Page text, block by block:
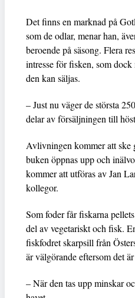
Det finns en marknad på
som de odlar, menar han,
beroende på säsong. Flera
intresse för fisken, som
den kan säljas.
– Just nu väger de största
delar av försäljningen till
Avlivningen kommer att ske
buken öppnas upp och
kommer att utföras av Jan
kollegor.
Som foder får fiskarna
del av vegetariskt och fisk.
fiskfodret skarpsill från
är välgörande eftersom det
– När den tas upp minskar